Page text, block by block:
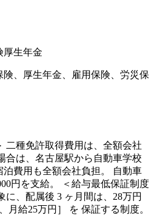
厚生年金
、厚生年金、雇用保険、労災保
二種免許取得費用は、全額会社
合は、名古屋駅から自動車学校
泊費用も全額会社負担。 自動車
円を支給。 ＜給与最低保証制度
に、配属後 3 ヶ月間は、28万円
月給25万円］ を 保証する制度。